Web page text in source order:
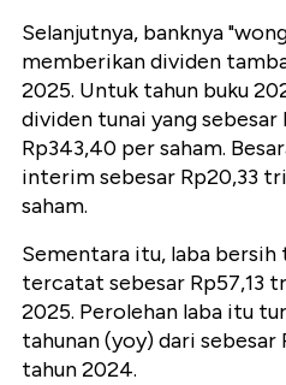
Selanjutnya, banknya
memberikan dividen
2025. Untuk tahun buku
dividen tunai yang sebesar
Rp343,40 per saham.
interim sebesar Rp20,33
saham.
Sementara itu, laba bersih
tercatat sebesar Rp57,13
2025. Perolehan laba itu
tahunan (yoy) dari
tahun 2024.